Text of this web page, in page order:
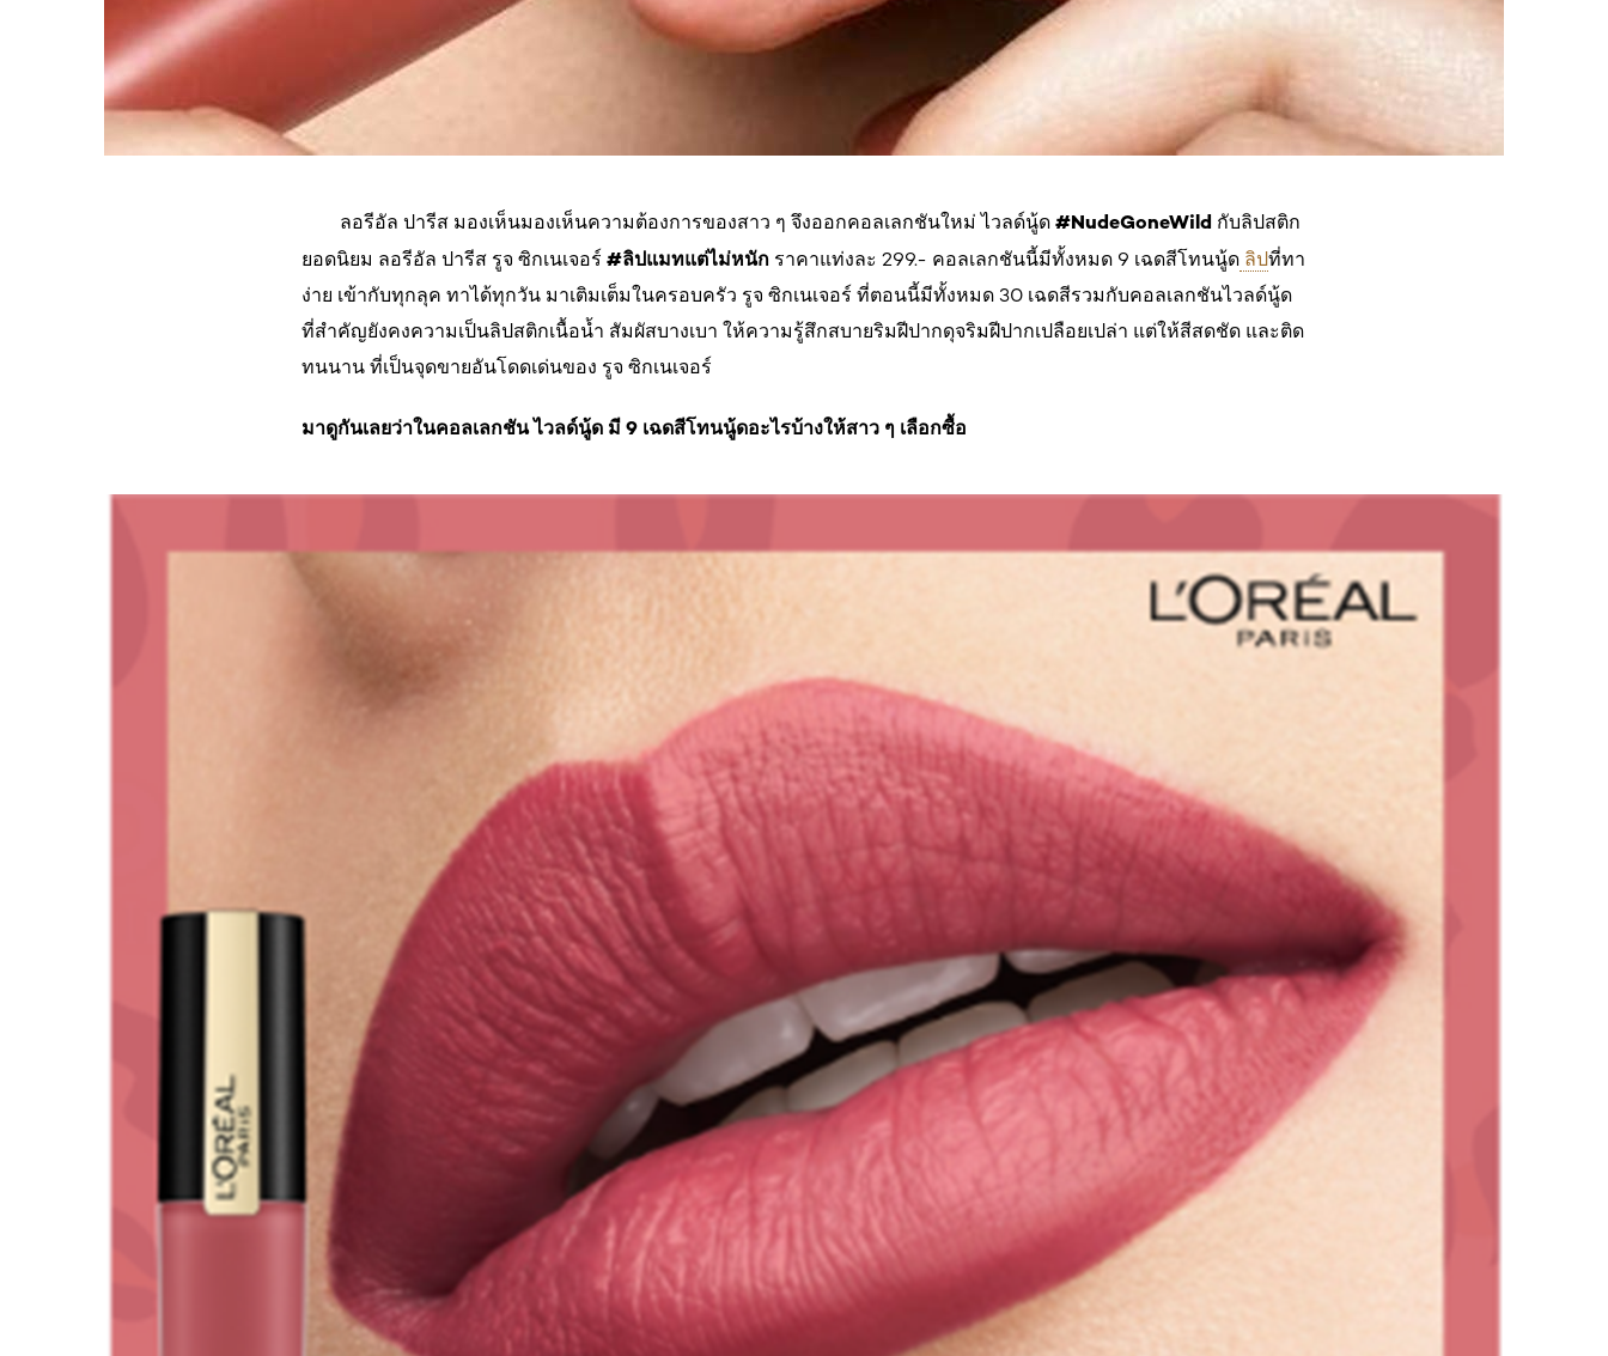
ลอรีอัล ปารีส มองเห็นมองเห็นความต้องการของสาว ๆ จึงออกคอลเลกชันใหม่ ไวลด์นู้ด #NudeGoneWild กับลิปสติก
ยอดนิยม ลอรีอัล ปารีส รูจ ซิกเนเจอร์ #ลิปแมทแต่ไม่หนัก ราคาแท่งละ 299.- คอลเลกชันนี้มีทั้งหมด 9 เฉดสีโทนนู้ด ลิปที่ทา
ง่าย เข้ากับทุกลุค ทาได้ทุกวัน มาเติมเต็มในครอบครัว รูจ ซิกเนเจอร์ ที่ตอนนี้มีทั้งหมด 30 เฉดสีรวมกับคอลเลกชันไวลด์นู้ด
ที่สำคัญยังคงความเป็นลิปสติกเนื้อน้ำ สัมผัสบางเบา ให้ความรู้สึกสบายริมฝีปากดุจริมฝีปากเปลือยเปล่า แต่ให้สีสดชัด และติด
ทนนาน ที่เป็นจุดขายอันโดดเด่นของ รูจ ซิกเนเจอร์
มาดูกันเลยว่าในคอลเลกชัน ไวลด์นู้ด มี 9 เฉดสีโทนนู้ดอะไรบ้างให้สาว ๆ เลือกซื้อ